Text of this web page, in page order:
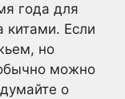
года для
китами. Если
но
можно
о